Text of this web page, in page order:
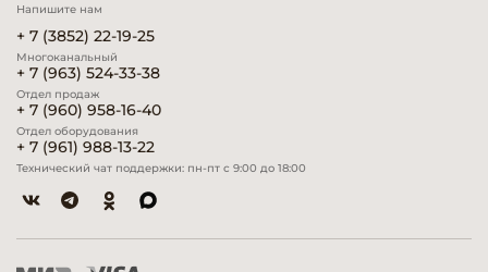
Напишите нам
+ 7 (3852) 22-19-25
Многоканальный
+ 7 (963) 524-33-38
Отдел продаж
+ 7 (960) 958-16-40
Отдел оборудования
+ 7 (961) 988-13-22
Технический чат поддержки: пн-пт с 9:00 до 18:00